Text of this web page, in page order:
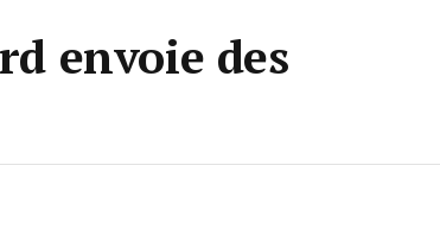
envoie des